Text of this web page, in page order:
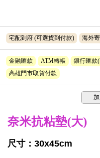
宅配到府 (可選貨到付款) 海外
金融匯款 ATM轉帳 銀行匯款
高雄門市取貨付款
奈米抗粘墊(大)
尺寸：30x45cm